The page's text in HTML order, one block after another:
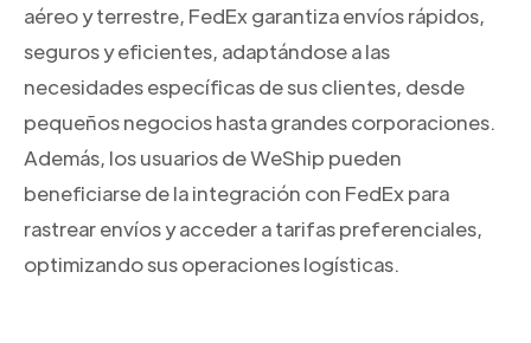
aéreo y terrestre, FedEx garantiza envíos rápidos,
seguros y eficientes, adaptándose a las
necesidades específicas de sus clientes, desde
pequeños negocios hasta grandes corporaciones.
Además, los usuarios de WeShip pueden
beneficiarse de la integración con FedEx para
rastrear envíos y acceder a tarifas preferenciales,
optimizando sus operaciones logísticas.